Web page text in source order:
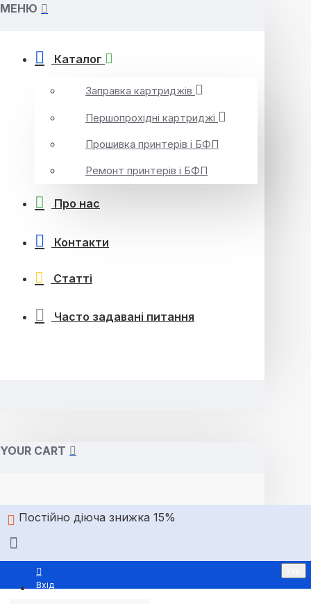
МЕНЮ
Каталог
Заправка картриджів
Першопрохідні картриджі
Прошивка принтерів і БФП
Ремонт принтерів і БФП
Про нас
Контакти
Статті
Часто задавані питання
YOUR CART
Постійно діюча знижка 15%
Вхід